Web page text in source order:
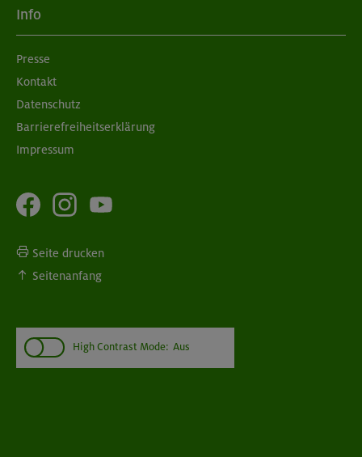
Info
Presse
Kontakt
Datenschutz
Barrierefreiheitserklärung
Impressum
Seite drucken
Seitenanfang
High Contrast Mode: Aus